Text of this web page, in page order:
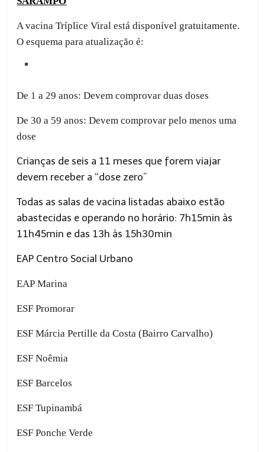
A vacina Tríplice Viral está disponível gratuitamente.
O esquema para atualização é:
De 1 a 29 anos: Devem comprovar duas doses
De 30 a 59 anos: Devem comprovar pelo menos uma
dose
Crianças de seis a 11 meses que forem viajar
devem receber a “dose zero”
Todas as salas de vacina listadas abaixo estão
abastecidas e operando no horário: 7h15min às
11h45min e das 13h às 15h30min
EAP Centro Social Urbano
EAP Marina
ESF Promorar
ESF Márcia Pertille da Costa (Bairro Carvalho)
ESF Noêmia
ESF Barcelos
ESF Tupinambá
ESF Ponche Verde